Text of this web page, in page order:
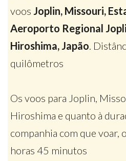
voos Joplin, Missouri,
Aeroporto Regional
Hiroshima, Japão.
quilômetros
Os voos para Joplin,
Hiroshima e quanto à
companhia com que voar,
horas 45 minutos